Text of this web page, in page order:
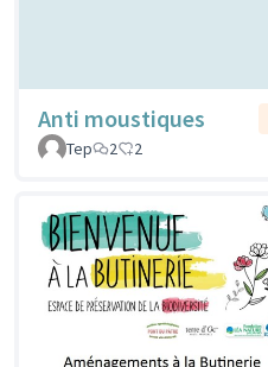
Anti moustiques
Tep
2 2